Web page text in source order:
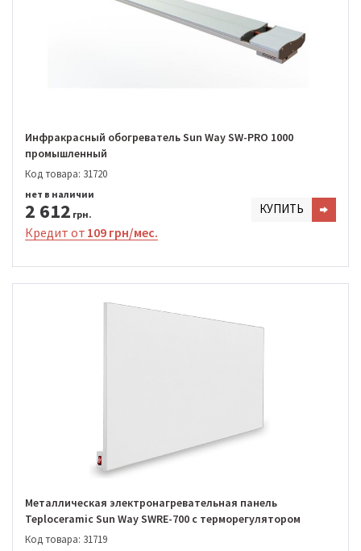
Инфракрасный обогреватель Sun Way SW-PRO 1000
промышленный
Код товара: 31720
2 612 грн.
нет в наличии
КУПИТЬ
Кредит от 109 грн/мес.
Металлическая электронагревательная панель
Teploceramic Sun Way SWRE-700 с терморегулятором
Код товара: 31719